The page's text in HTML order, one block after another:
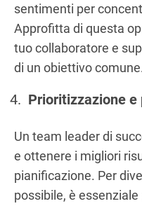
sentimenti per
Approfitta di questa
tuo collaboratore e
di un obiettivo comune.
Prioritizzazione
Un team leader di
e ottenere i migliori
pianificazione. Per
possibile, è